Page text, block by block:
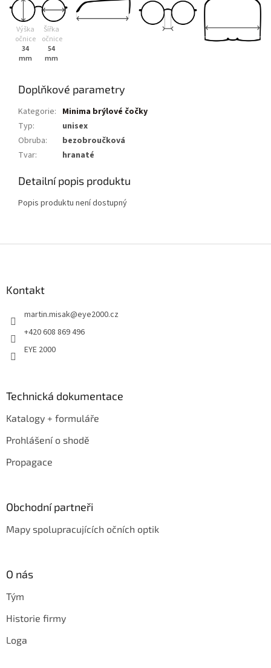
Výška
očnice
34
mm
Šířka
očnice
54
mm
Doplňkové parametry
Kategorie: Minima brýlové čočky
Typ:
unisex
Obruba:
bezobroučková
Tvar: hranaté
Detailní popis produktu
Popis produktu není dostupný
Kontakt
martin.misak@eye2000.cz
+420 608 869 496
EYE 2000
Technická dokumentace
Katalogy + formuláře
Prohlášení o shodě
Propagace
Obchodní partneři
Mapy spolupracujících očních optik
O nás
Tým
Historie firmy
Loga